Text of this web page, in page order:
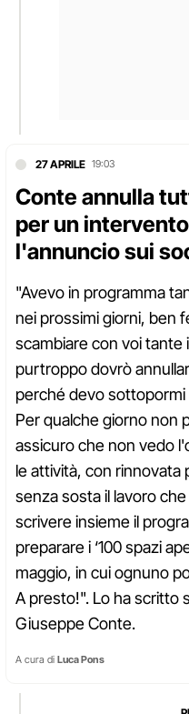
27 APRILE 19:03
Conte annulla
per un
l'annuncio sui
"Avevo in programma
nei prossimi giorni, ben
scambiare con voi tante
purtroppo dovrò
perché devo
Per qualche giorno non
assicuro che non vedo
le attività, con
senza sosta il lavoro
scrivere insieme il
preparare i ‘100 spazi
maggio, in cui ognuno
A presto!". Lo ha scritto
Giuseppe Conte.
A cura di Luca Pons